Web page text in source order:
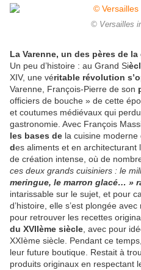
© Versailles
La Varenne, un des pères de
Un peu d’histoire : au Grand Si
XIV, une véritable révolution
Varenne, François-Pierre de son
officiers de bouche » de cette
et coutumes médiévaux qui
gastronomie. Avec François
les bases de la cuisine
des aliments et en architecturant
de création intense, où de
ces deux grands cuisiniers : le
meringue, le marron glacé… »
intarissable sur le sujet, et pour
d’histoire, elle s’est plongée
pour retrouver les recettes
du XVIIème siècle , avec pour
XXIème siècle. Pendant ce
leur future boutique. Restait à
produits originaux en respectant